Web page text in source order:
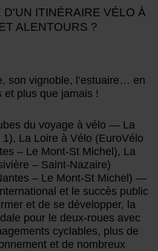
ITINÉRAIRE VÉLO À
ALENTOURS ?
son vignoble, l’estuaire… en
et plus que jamais !
du voyage à vélo — La
La Loire à Vélo (EuroVélo
– Le Mont-St Michel), La
– Saint-Nazaire)
– Le Mont-St Michel) —
et le succès public
et de se développer, la
pour le deux-roues avec
cyclables, plus de
et de nombreux